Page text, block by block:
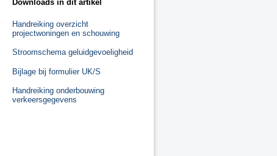
Downloads in dit artikel
Handreiking overzicht
projectwoningen en schouwing
Stroomschema geluidgevoeligheid
Bijlage bij formulier UK/S
Handreiking onderbouwing
verkeersgegevens